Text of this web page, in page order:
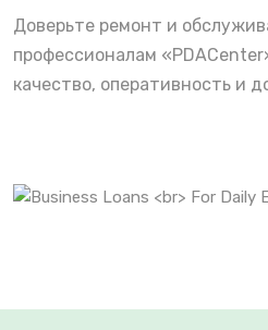
Доверьте ремонт и
профессионалам
качество, оперативность и